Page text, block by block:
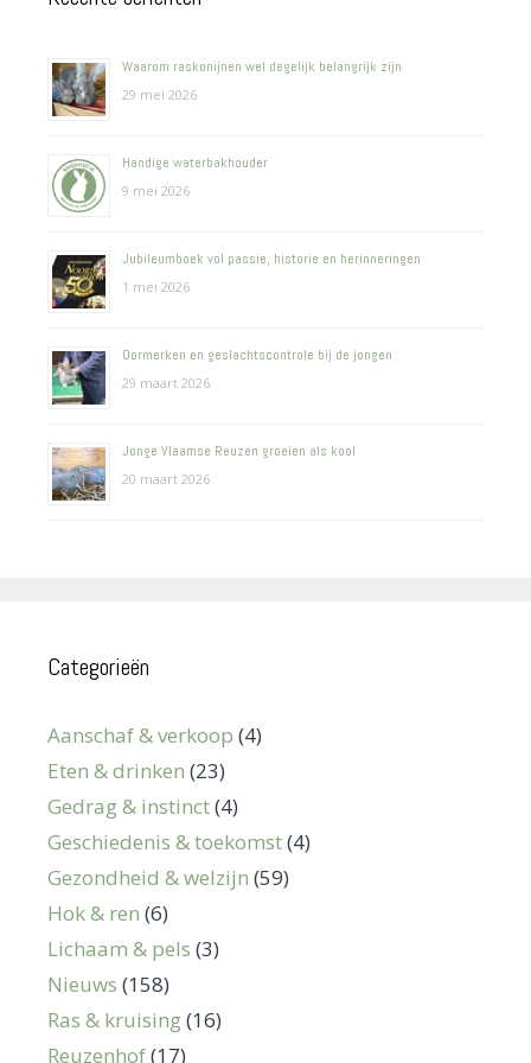
Waarom raskonijnen wel degelijk belangrijk zijn
29 mei 2026
Handige waterbakhouder
9 mei 2026
Jubileumboek vol passie, historie en herinneringen
1 mei 2026
Oormerken en geslachtscontrole bij de jongen
29 maart 2026
Jonge Vlaamse Reuzen groeien als kool
20 maart 2026
Categorieën
Aanschaf & verkoop (4)
Eten & drinken (23)
Gedrag & instinct(4)
Geschiedenis & toekomst(4)
Gezondheid & welzijn (59)
Hok & ren (6)
Lichaam & pels (3)
Nieuws (158)
Ras & kruising(16)
Reuzenhof(17)